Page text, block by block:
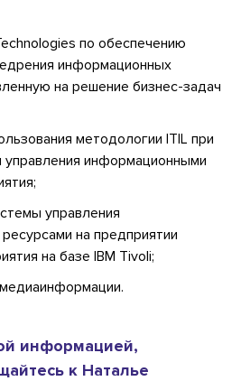
по обеспечению
информационных
на решение бизнес-задач
методологии ITIL при
управления информационными
управления
на предприятии
на базе IBM Tivoli;
информацией,
к Наталье